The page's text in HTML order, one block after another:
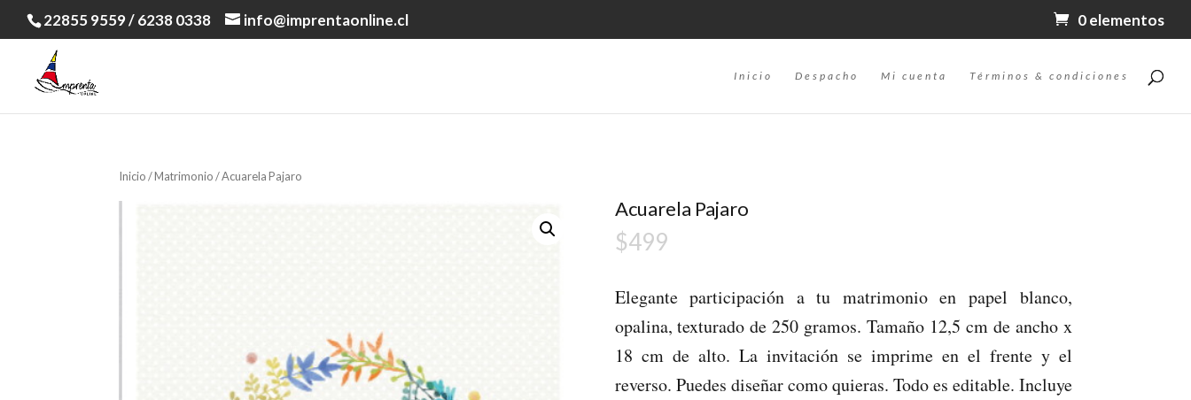
22855 9559 / 6238 0338 info@imprentaonline.cl 0 elementos
Inicio Despacho Mi cuenta Términos & condiciones
Inicio/Matrimonio/ Acuarela Pajaro
Acuarela Pajaro
$499
Elegante participación a tu matrimonio en papel blanco,
opalina, texturado de 250 gramos. Tamaño 12,5 cm de ancho x
18 cm de alto. La invitación se imprime en el frente y el
reverso. Puedes diseñar como quieras. Todo es editable. Incluye